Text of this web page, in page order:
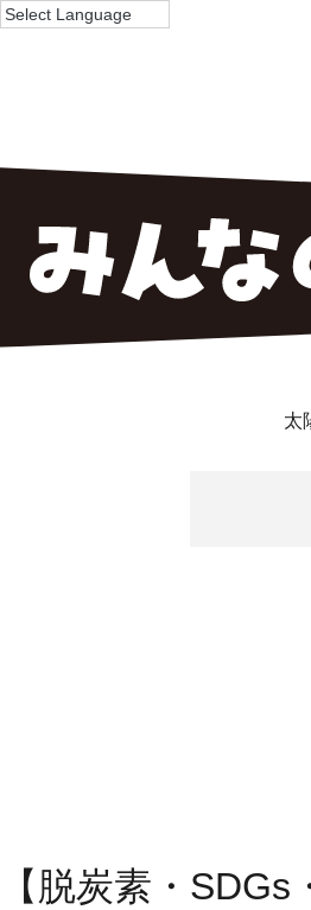
太
【脱炭素・